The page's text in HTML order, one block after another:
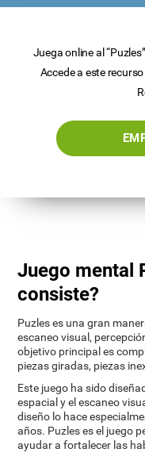
Juega online al
Accede a este
Juego mental
consiste?
Puzles es una gran
escaneo visual,
objetivo principal es
piezas giradas, piezas
Este juego ha sido
espacial y el escaneo
diseño lo hace
años. Puzles es el juego
ayudar a fortalecer las